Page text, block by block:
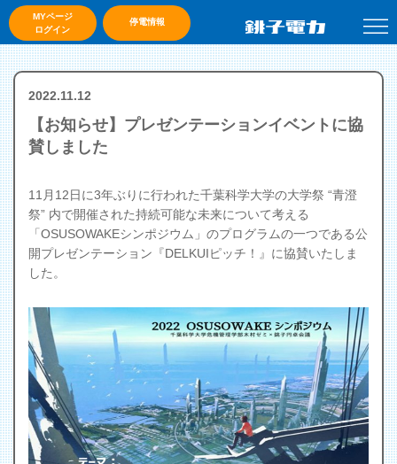
停電情報
MYページ
ログイン
2022.11.12
【お知らせ】プレゼンテーションイベントに協
賛しました
11月12日に3年ぶりに行われた千葉科学大学の大学祭 “青澄
祭” 内で開催された持続可能な未来について考える
「OSUSOWAKEシンポジウム」のプログラムの一つである公
開プレゼンテーション『DELKUIピッチ！』に協賛いたしま
した。